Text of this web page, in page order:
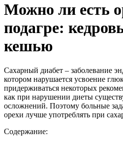
Можно ли есть
подагре:
кешью
Сахарный диабет – заболевание
котором нарушается усвоение
придерживаться некоторых
как при нарушении диеты
осложнений. Поэтому больные
орехи лучше употреблять при
Содержание: